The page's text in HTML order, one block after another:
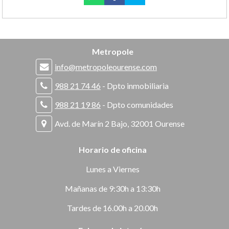
Metropole
info@metropoleourense.com
988 21 74 46 - Dpto inmobiliaria
988 21 19 86 - Dpto comunidades
Avd. de Marín 2 Bajo, 32001 Ourense
Horario de oficina
Lunes a Viernes
Mañanas de 9:30h a 13:30h
Tardes de 16.00h a 20.00h